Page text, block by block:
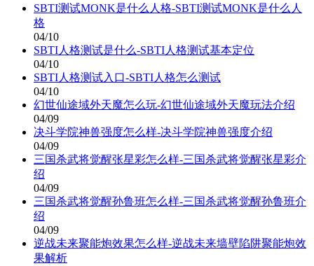
SBTI测试MONK是什么人格-SBTI测试MONK是什么人
格
04/10
SBTI人格测试是什么-SBTI人格测试基本定位
04/10
SBTI人格测试入口-SBTI人格怎么测试
04/10
幻世仙途域外天魔怎么玩-幻世仙途域外天魔玩法介绍
04/09
决斗学院神兽强度怎么样-决斗学院神兽强度介绍
04/09
三国杀武将觉醒张星彩怎么样-三国杀武将觉醒张星彩介
绍
04/09
三国杀武将觉醒孙鲁班怎么样-三国杀武将觉醒孙鲁班介
绍
04/09
逆战未来聚能炮效果怎么样-逆战未来墙壁陷阱聚能炮效
果解析